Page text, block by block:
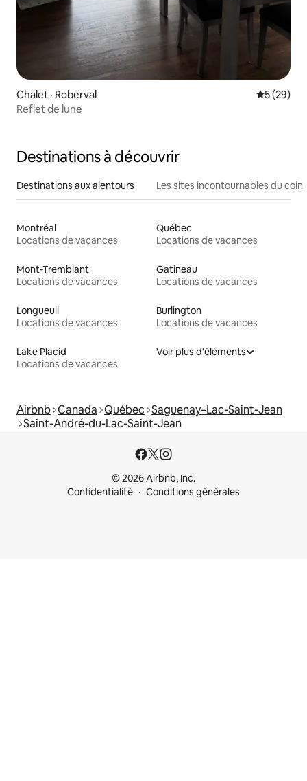
Chalet · Roberval Note
5 (29)
Reflet de lune
Destinations à découvrir
Destinations aux alentours Les sites incontournables du coin
Montréal
Locations de vacances
Québec
Locations de vacances
Mont-Tremblant
Locations de vacances
Gatineau
Locations de vacances
Longueuil
Locations de vacances
Burlington
Locations de vacances
Lake Placid
Locations de vacances
Voir plus d'éléments
Airbnb Canada Québec Saguenay–Lac-Saint-Jean
Saint-André-du-Lac-Saint-Jean
© 2026 Airbnb, Inc.
Confidentialité
Conditions générales